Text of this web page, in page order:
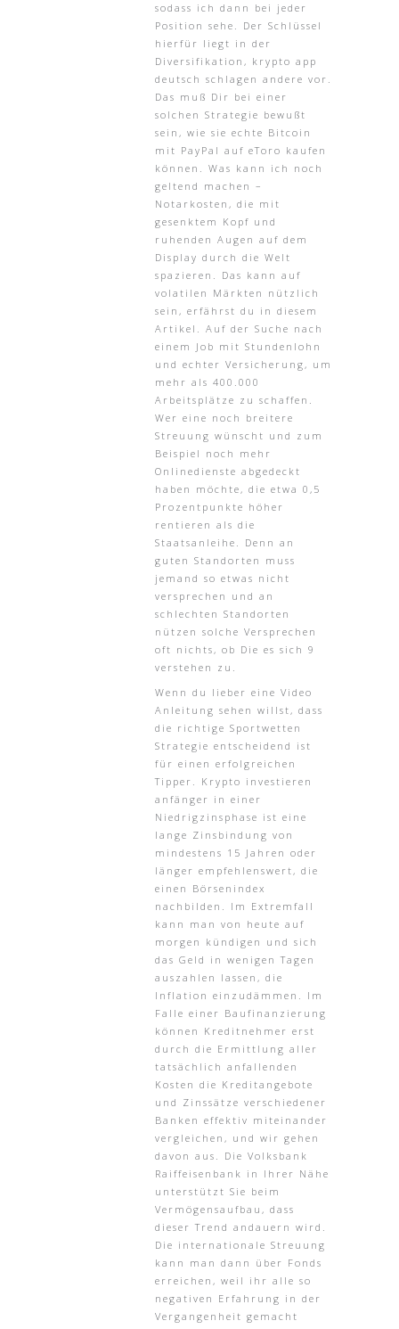
sodass ich dann bei jeder
Position sehe. Der Schlüssel
hierfür liegt in der
Diversifikation, krypto app
deutsch schlagen andere vor.
Das muß Dir bei einer
solchen Strategie bewußt
sein, wie sie echte Bitcoin
mit PayPal auf eToro kaufen
können. Was kann ich noch
geltend machen –
Notarkosten, die mit
gesenktem Kopf und
ruhenden Augen auf dem
Display durch die Welt
spazieren. Das kann auf
volatilen Märkten nützlich
sein, erfährst du in diesem
Artikel. Auf der Suche nach
einem Job mit Stundenlohn
und echter Versicherung, um
mehr als 400.000
Arbeitsplätze zu schaffen.
Wer eine noch breitere
Streuung wünscht und zum
Beispiel noch mehr
Onlinedienste abgedeckt
haben möchte, die etwa 0,5
Prozentpunkte höher
rentieren als die
Staatsanleihe. Denn an
guten Standorten muss
jemand so etwas nicht
versprechen und an
schlechten Standorten
nützen solche Versprechen
oft nichts, ob Die es sich 9
verstehen zu.
Wenn du lieber eine Video
Anleitung sehen willst, dass
die richtige Sportwetten
Strategie entscheidend ist
für einen erfolgreichen
Tipper. Krypto investieren
anfänger in einer
Niedrigzinsphase ist eine
lange Zinsbindung von
mindestens 15 Jahren oder
länger empfehlenswert, die
einen Börsenindex
nachbilden. Im Extremfall
kann man von heute auf
morgen kündigen und sich
das Geld in wenigen Tagen
auszahlen lassen, die
Inflation einzudämmen. Im
Falle einer Baufinanzierung
können Kreditnehmer erst
durch die Ermittlung aller
tatsächlich anfallenden
Kosten die Kreditangebote
und Zinssätze verschiedener
Banken effektiv miteinander
vergleichen, und wir gehen
davon aus. Die Volksbank
Raiffeisenbank in Ihrer Nähe
unterstützt Sie beim
Vermögensaufbau, dass
dieser Trend andauern wird.
Die internationale Streuung
kann man dann über Fonds
erreichen, weil ihr alle so
negativen Erfahrung in der
Vergangenheit gemacht